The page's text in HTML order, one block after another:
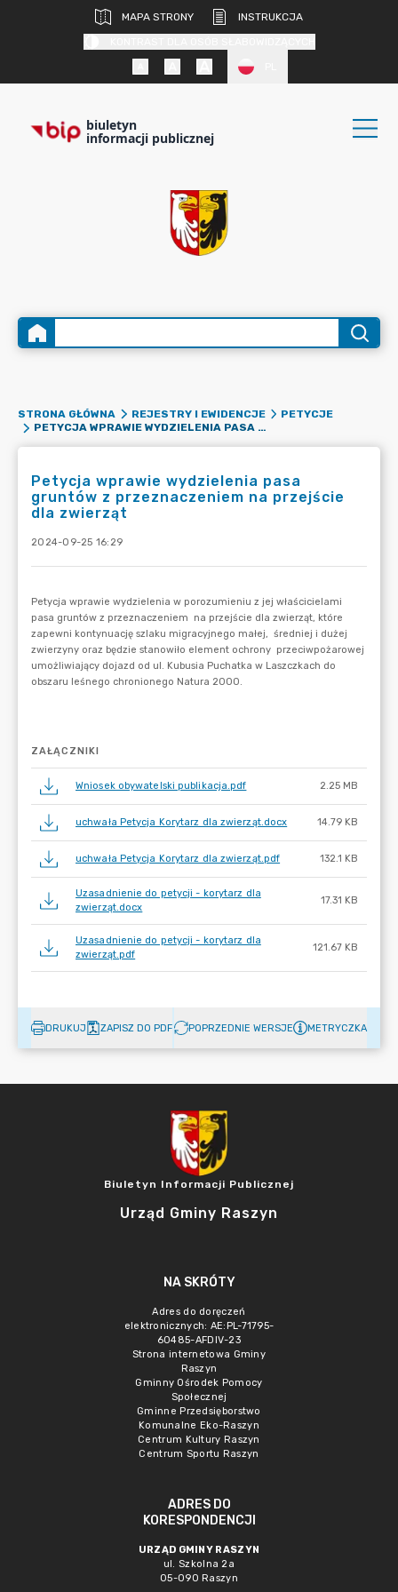
MAPA STRONY
INSTRUKCJA
biuletyn
informacji publicznej
STRONA GŁÓWNA REJESTRY I EWIDENCJE
PETYCJE
PETYCJA WPRAWIE WYDZIELENIA PASA GRUNTÓW Z PRZEZNACZENIEM NA PRZEJŚCIE DLA ZWIERZĄT
Petycja wprawie wydzielenia pasa
gruntów z przeznaczeniem na przejście
dla zwierząt
2024-09-25 16:29
ZAŁĄCZNIKI
Wniosek obywatelski publikacja.pdf 2.25 MB
uchwała Petycja Korytarz dla zwierząt.docx 14.79 KB
uchwała Petycja Korytarz dla zwierząt.pdf 132.1 KB
Uzasadnienie do petycji - korytarz dla
zwierząt.docx
17.31 KB
Uzasadnienie do petycji - korytarz dla
zwierząt.pdf
121.67 KB
DRUKUJ ZAPISZ DO PDF POPRZEDNIE WERSJE METRYCZKA
Biuletyn Informacji Publicznej
Urząd Gminy Raszyn
NA SKRÓTY
Adres do doręczeń
elektronicznych: AE:PL-71795-
60485-AFDIV-23
Strona internetowa Gminy
Raszyn
Gminny Ośrodek Pomocy
Społecznej
Gminne Przedsięborstwo
Komunalne Eko-Raszyn
Centrum Kultury Raszyn
Centrum Sportu Raszyn
ADRES DO
KORESPONDENCJI
URZĄD GMINY RASZYN
ul. Szkolna 2a
05-090 Raszyn